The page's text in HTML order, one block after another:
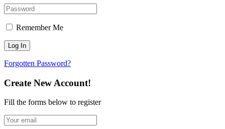
Remember Me
Forgotten Password?
Create New Account!
Fill the forms below to register